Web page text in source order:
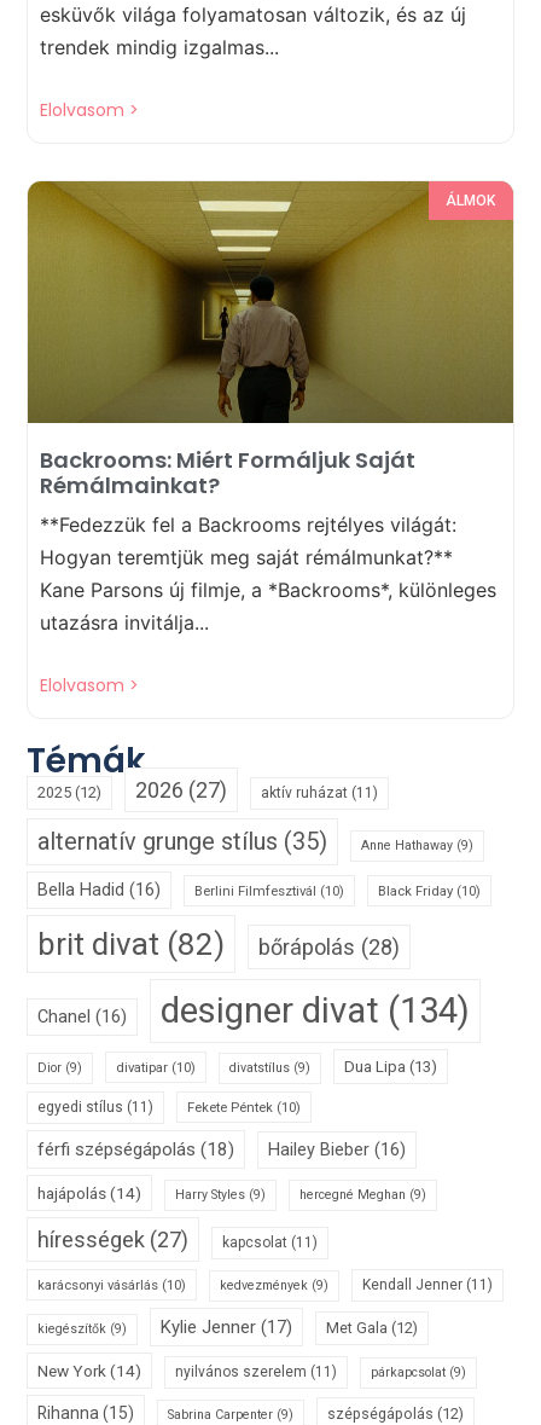
esküvők világa folyamatosan változik, és az új
trendek mindig izgalmas...
Elolvasom >
ÁLMOK
Backrooms: Miért Formáljuk Saját
Rémálmainkat?
**Fedezzük fel a Backrooms rejtélyes világát:
Hogyan teremtjük meg saját rémálmunkat?**
Kane Parsons új filmje, a *Backrooms*, különleges
utazásra invitálja...
Elolvasom >
Témák
2025 (12) 2026 (27) aktív ruházat (11)
alternatív grunge stílus (35) Anne Hathaway (9)
Bella Hadid (16) Berlini Filmfesztivál (10) Black Friday (10)
brit divat (82) bőrápolás (28)
Chanel (16) designer divat (134)
Dior (9) divatipar (10) divatstílus (9) Dua Lipa (13)
egyedi stílus (11) Fekete Péntek (10)
férfi szépségápolás (18) Hailey Bieber (16)
hajápolás(14) Harry Styles (9) hercegné Meghan (9)
hírességek (27) kapcsolat (11)
karácsonyi vásárlás (10) kedvezmények (9) Kendall Jenner (11)
kiegészítők (9) Kylie Jenner (17) Met Gala (12)
New York(14) nyilvános szerelem (11) párkapcsolat (9)
Rihanna(15) Sabrina Carpenter (9) szépségápolás (12)